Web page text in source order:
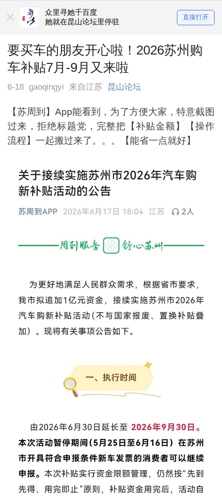
众里寻她千百度
她就在昆山论坛里停驻
直接打开
要买车的朋友开心啦！2026苏州购
车补贴7月-9月又来啦
6-18 gaoqingyi 来自江苏 昆山论坛
【苏周到】App能看到，为了方便大家，特意截图
过来，拒绝标题党，完整把【补贴金额】【操作
流程】一起搬过来了。。。【能省一点就好】